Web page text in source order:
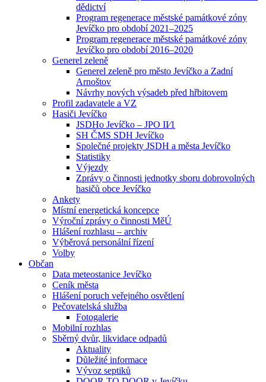
dědictví
Program regenerace městské památkové zóny
Jevíčko pro období 2021–2025
Program regenerace městské památkové zóny
Jevíčko pro období 2016–2020
Generel zeleně
Generel zeleně pro město Jevíčko a Zadní
Arnoštov
Návrhy nových výsadeb před hřbitovem
Profil zadavatele a VZ
Hasiči Jevíčko
JSDHo Jevíčko – JPO II⁄1
SH ČMS SDH Jevíčko
Společné projekty JSDH a města Jevíčko
Statistiky
Výjezdy
Zprávy o činnosti jednotky sboru dobrovolných
hasičů obce Jevíčko
Ankety
Místní energetická koncepce
Výroční zprávy o činnosti MěÚ
Hlášení rozhlasu – archiv
Výběrová personální řízení
Volby
Občan
Data meteostanice Jevíčko
Ceník města
Hlášení poruch veřejného osvětlení
Pečovatelská služba
Fotogalerie
Mobilní rozhlas
Sběrný dvůr, likvidace odpadů
Aktuality
Důležité informace
Vývoz septiků